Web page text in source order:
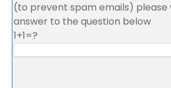
(to prevent spam emails) please
answer to the question below
1+1=?